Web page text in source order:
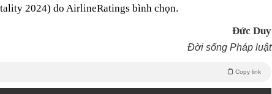
2024) do AirlineRatings bình chọn.
Đức Duy
Đời sống Pháp luật
Copy link